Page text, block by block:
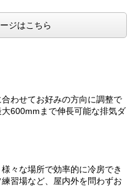
ジはこちら
わせてお好みの方向に調整で
600mmまで伸長可能な排気ダ
々な場所で効率的に冷房でき
習場など、屋内外を問わずお